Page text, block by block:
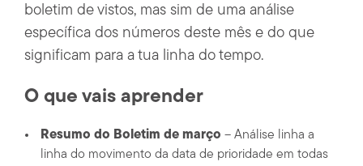
boletim de vistos, mas sim de uma análise
específica dos números deste mês e do que
significam para a tua linha do tempo.
O que vais aprender
Resumo do Boletim de março – Análise linha a
linha do movimento da data de prioridade em todas